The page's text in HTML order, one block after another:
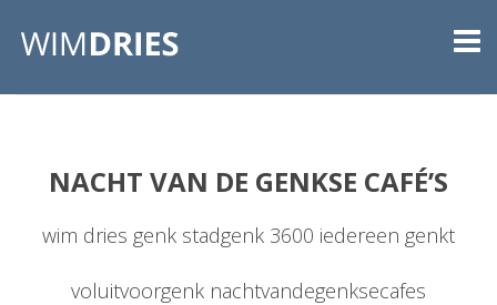
NACHT VAN DE GENKSE CAFÉ’S
wim dries genk stadgenk 3600 iedereen genkt
voluitvoorgenk nachtvandegenksecafes